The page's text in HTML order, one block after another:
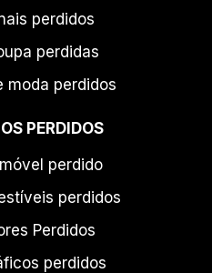
perdidos
perdidas
moda perdidos
PERDIDOS
perdido
perdidos
Perdidos
perdidos